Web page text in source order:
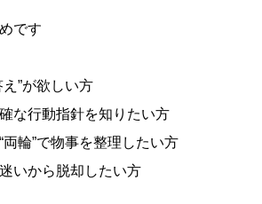
です
”が欲しい方
な行動指針を知りたい方
輪”で物事を整理したい方
いから脱却したい方